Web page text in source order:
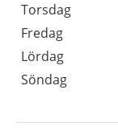
Torsdag
Fredag
Lördag
Söndag